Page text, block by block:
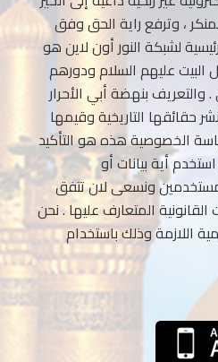
، وترفع راية الحق وفق
لشبكة النور أون لاين هو
عليهم السلام ودورهم
والتعريف بنهضة أبي الأحرار
حقائقها التاريخية وقيمها
الخصوصية هذه هو التأكيد
أية بيانات أو
ونسعى لان تتفق
المتعارف عليها . نحن
اللازمة وذلك باستخدام